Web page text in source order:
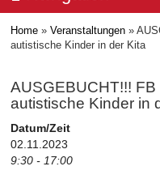
Home » Veranstaltungen »
autistische Kinder in der Kita
AUSGEBUCHT!!!
autistische Kinder in
Datum/Zeit
02.11.2023
9:30 - 17:00